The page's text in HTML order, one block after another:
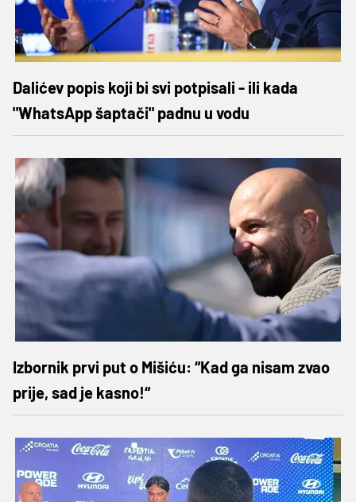
Dalićev popis koji bi svi potpisali - ili kada
"WhatsApp šaptači" padnu u vodu
Izbornik prvi put o Mišiću: “Kad ga nisam zvao
prije, sad je kasno!“